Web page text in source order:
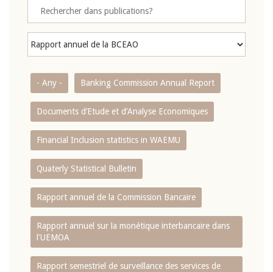
- Any - Banking Commission Annual Report
Documents d’Etude et d’Analyse Economiques
Financial Inclusion statistics in WAEMU
Quaterly Statistical Bulletin
Rapport annuel de la Commission Bancaire
Rapport annuel sur la monétique interbancaire dans
l'UEMOA
Rapport semestriel de surveillance des services de